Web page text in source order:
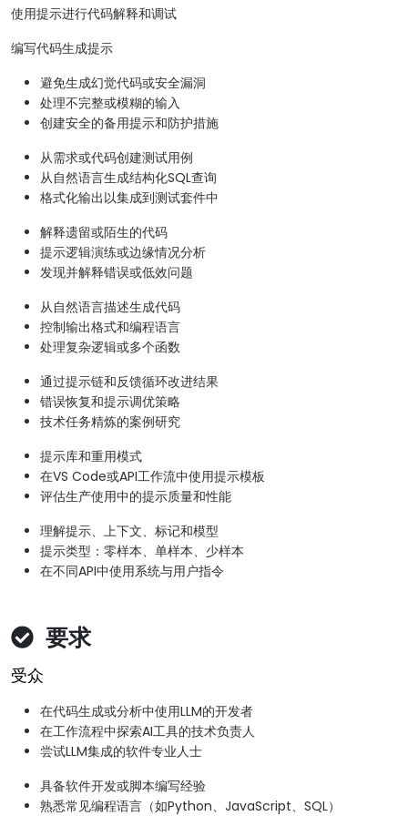
使用提示进行代码解释和调试
编写代码生成提示
避免生成幻觉代码或安全漏洞
处理不完整或模糊的输入
创建安全的备用提示和防护措施
从需求或代码创建测试用例
从自然语言生成结构化SQL查询
格式化输出以集成到测试套件中
解释遗留或陌生的代码
提示逻辑演练或边缘情况分析
发现并解释错误或低效问题
从自然语言描述生成代码
控制输出格式和编程语言
处理复杂逻辑或多个函数
通过提示链和反馈循环改进结果
错误恢复和提示调优策略
技术任务精炼的案例研究
提示库和重用模式
在VS Code或API工作流中使用提示模板
评估生产使用中的提示质量和性能
理解提示、上下文、标记和模型
提示类型：零样本、单样本、少样本
在不同API中使用系统与用户指令
要求
受众
在代码生成或分析中使用LLM的开发者
在工作流程中探索AI工具的技术负责人
尝试LLM集成的软件专业人士
具备软件开发或脚本编写经验
熟悉常见编程语言（如Python、JavaScript、SQL）